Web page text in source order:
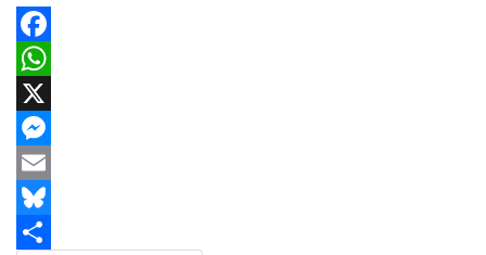
Facebook
WhatsApp
X
Messenger
Email
Bluesky